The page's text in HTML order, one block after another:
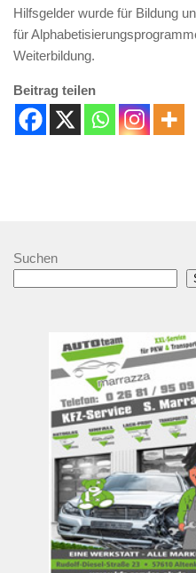
Hilfsgelder wurde für Bildung
für
Weiterbildung.
Beitrag teilen
Suchen